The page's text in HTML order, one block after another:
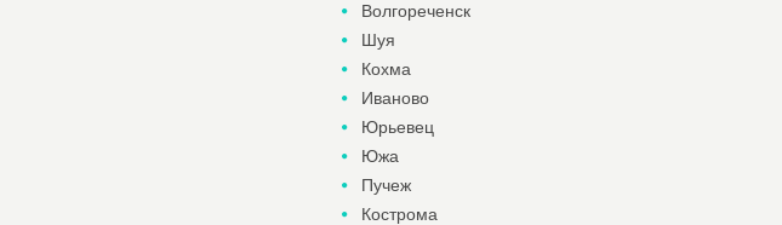
Волгореченск
Шуя
Кохма
Иваново
Юрьевец
Южа
Пучеж
Кострома